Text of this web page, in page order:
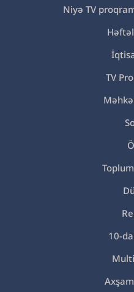
Niyə TV
TV
10-